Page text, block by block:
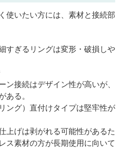
使いたい方には、素材と接続部
すぎるリングは変形・破損しや
ン接続はデザイン性が高いが、
る。
ング）直付けタイプは堅牢性が
上げは剥がれる可能性があるた
ス素材の方が長期使用に向いて